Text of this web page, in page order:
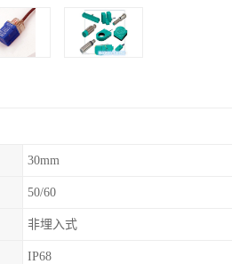
30mm
50/60
非埋入式
IP68